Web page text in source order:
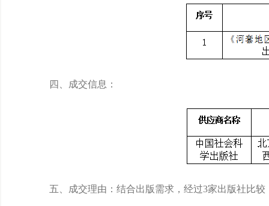
四、成交信息：
五、成交理由：结合出版需求，经过3家出版社比较